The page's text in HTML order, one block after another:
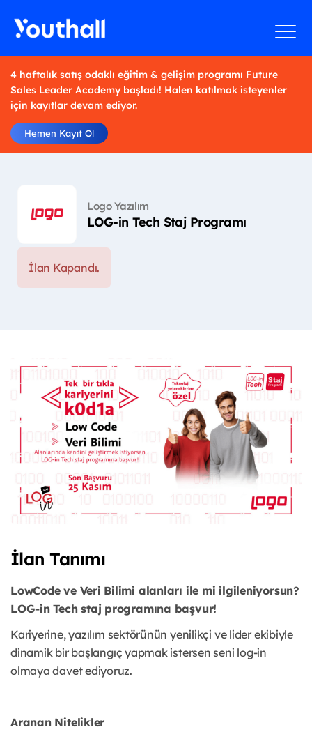
4 haftalık satış odaklı eğitim & gelişim programı Future
Sales Leader Academy başladı! Halen katılmak isteyenler
için kayıtlar devam ediyor.
Hemen Kayıt Ol
Logo Yazılım
LOG-in Tech Staj Programı
İlan Kapandı.
İlan Tanımı
LowCode ve Veri Bilimi alanları ile mi ilgileniyorsun?
LOG-in Tech staj programına başvur!
Kariyerine, yazılım sektörünün yenilikçi ve lider ekibiyle
dinamik bir başlangıç yapmak istersen seni log-in
olmaya davet ediyoruz.
Aranan Nitelikler